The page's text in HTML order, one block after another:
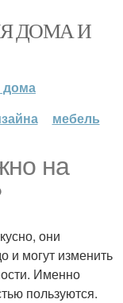
ДОМА И
дома
мебель
на
они
и могут изменить
Именно
пользуются.